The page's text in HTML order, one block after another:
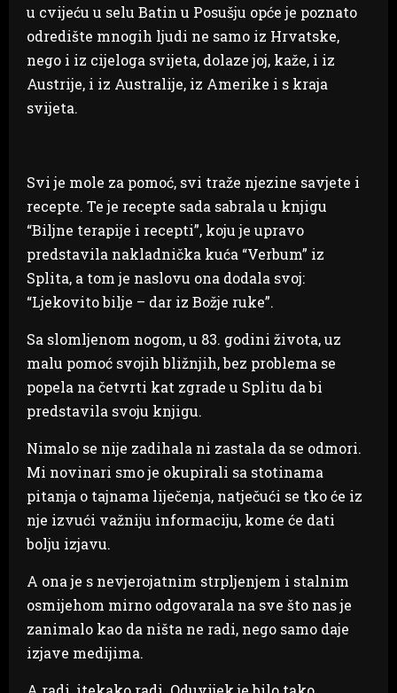
u cvijeću u selu Batin u Posušju opće je poznato
odredište mnogih ljudi ne samo iz Hrvatske,
nego i iz cijeloga svijeta, dolaze joj, kaže, i iz
Austrije, i iz Australije, iz Amerike i s kraja
svijeta.
Svi je mole za pomoć, svi traže njezine savjete i
recepte. Te je recepte sada sabrala u knjigu
“Biljne terapije i recepti”, koju je upravo
predstavila nakladnička kuća “Verbum” iz
Splita, a tom je naslovu ona dodala svoj:
“Ljekovito bilje – dar iz Božje ruke”.
Sa slomljenom nogom, u 83. godini života, uz
malu pomoć svojih bližnjih, bez problema se
popela na četvrti kat zgrade u Splitu da bi
predstavila svoju knjigu.
Nimalo se nije zadihala ni zastala da se odmori.
Mi novinari smo je okupirali sa stotinama
pitanja o tajnama liječenja, natječući se tko će iz
nje izvući važniju informaciju, kome će dati
bolju izjavu.
A ona je s nevjerojatnim strpljenjem i stalnim
osmijehom mirno odgovarala na sve što nas je
zanimalo kao da ništa ne radi, nego samo daje
izjave medijima.